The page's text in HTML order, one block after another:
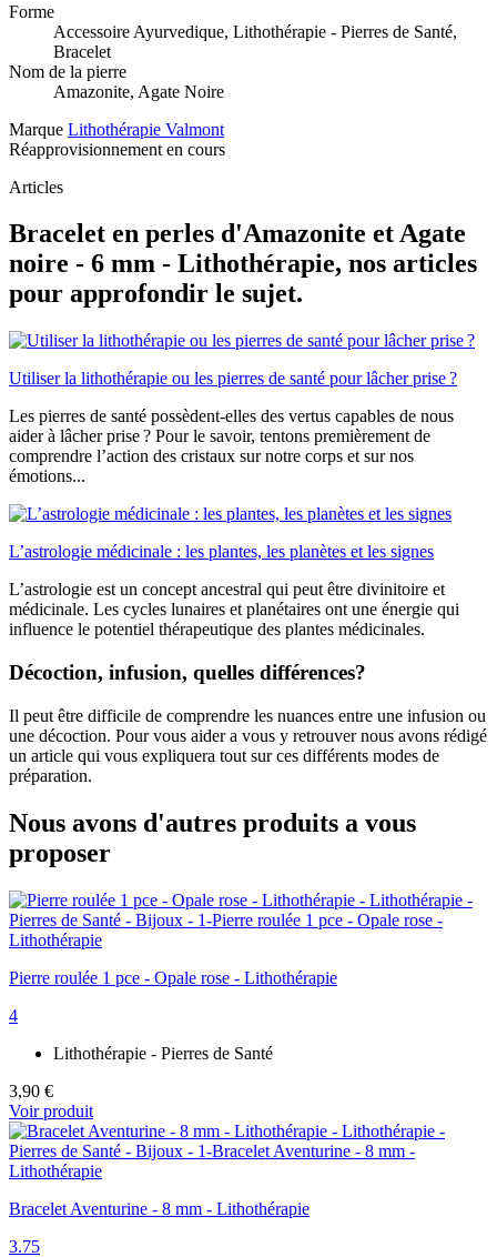
Forme
Accessoire Ayurvedique, Lithothérapie - Pierres de Santé,
Bracelet
Nom de la pierre
Amazonite, Agate Noire
Marque Lithothérapie Valmont
Réapprovisionnement en cours
Articles
Bracelet en perles d'Amazonite et Agate
noire - 6 mm - Lithothérapie, nos articles
pour approfondir le sujet.
Utiliser la lithothérapie ou les pierres de santé pour lâcher prise ?
Les pierres de santé possèdent-elles des vertus capables de nous
aider à lâcher prise ? Pour le savoir, tentons premièrement de
comprendre l’action des cristaux sur notre corps et sur nos
émotions...
L’astrologie médicinale : les plantes, les planètes et les signes
L’astrologie est un concept ancestral qui peut être divinitoire et
médicinale. Les cycles lunaires et planétaires ont une énergie qui
influence le potentiel thérapeutique des plantes médicinales.
Décoction, infusion, quelles différences?
Il peut être difficile de comprendre les nuances entre une infusion ou
une décoction. Pour vous aider a vous y retrouver nous avons rédigé
un article qui vous expliquera tout sur ces différents modes de
préparation.
Nous avons d'autres produits a vous
proposer
Pierre roulée 1 pce - Opale rose - Lithothérapie
4
Lithothérapie - Pierres de Santé
3,90 €
Voir produit
Bracelet Aventurine - 8 mm - Lithothérapie
3.75